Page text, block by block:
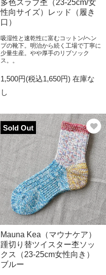
多色スラブ杢（23-25cm/女
性向サイズ）レッド（履き
口）
吸湿性と速乾性に富むコットン/ヘン
プの靴下。明治から続く工場で丁寧に
少量生産。やや厚手のリブソック
ス。。
1,500円(税込1,650円) 在庫な
し
Sold Out
Mauna Kea（マウナケア）
踵切り替ツイスター杢ソッ
クス（23-25cm女性向き）
ブルー